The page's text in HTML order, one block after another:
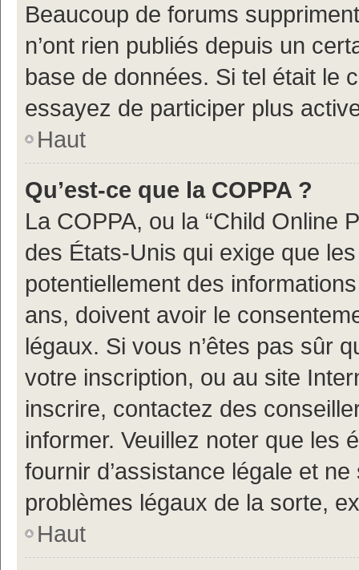
Beaucoup de forums
n’ont rien publiés depuis un
base de données. Si tel était le
essayez de participer plus
Haut
Qu’est-ce que la COPPA ?
La COPPA, ou la “Child Online
des États-Unis qui exige que
potentiellement des
ans, doivent avoir le
légaux. Si vous n’êtes pas sûr
votre inscription, ou au site
inscrire, contactez des
informer. Veuillez noter que les
fournir d’assistance légale et
problèmes légaux de la sorte,
Haut